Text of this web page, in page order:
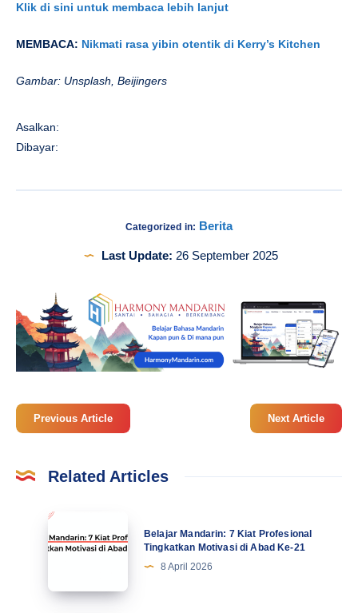
Klik di sini untuk membaca lebih lanjut
MEMBACA: Nikmati rasa yibin otentik di Kerry’s Kitchen
Gambar: Unsplash, Beijingers
Asalkan:
Dibayar:
Categorized in: Berita
Last Update: 26 September 2025
Previous Article Next Article
Related Articles
Belajar
Mandarin:
Profesional
Belajar Mandarin: 7 Kiat Profesional
Tingkatkan Motivasi di Abad Ke-21
8 April 2026